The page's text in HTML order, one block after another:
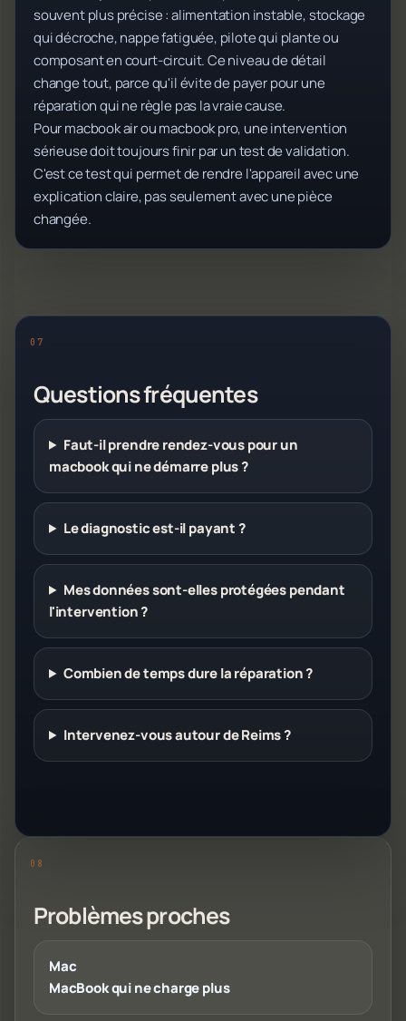
souvent plus précise : alimentation instable, stockage
qui décroche, nappe fatiguée, pilote qui plante ou
composant en court-circuit. Ce niveau de détail
change tout, parce qu'il évite de payer pour une
réparation qui ne règle pas la vraie cause.
Pour macbook air ou macbook pro, une intervention
sérieuse doit toujours finir par un test de validation.
C'est ce test qui permet de rendre l'appareil avec une
explication claire, pas seulement avec une pièce
changée.
Questions fréquentes
Faut-il prendre rendez-vous pour un
macbook qui ne démarre plus ?
Le diagnostic est-il payant ?
Mes données sont-elles protégées pendant
l'intervention ?
Combien de temps dure la réparation ?
Intervenez-vous autour de Reims ?
Problèmes proches
Mac
MacBook qui ne charge plus